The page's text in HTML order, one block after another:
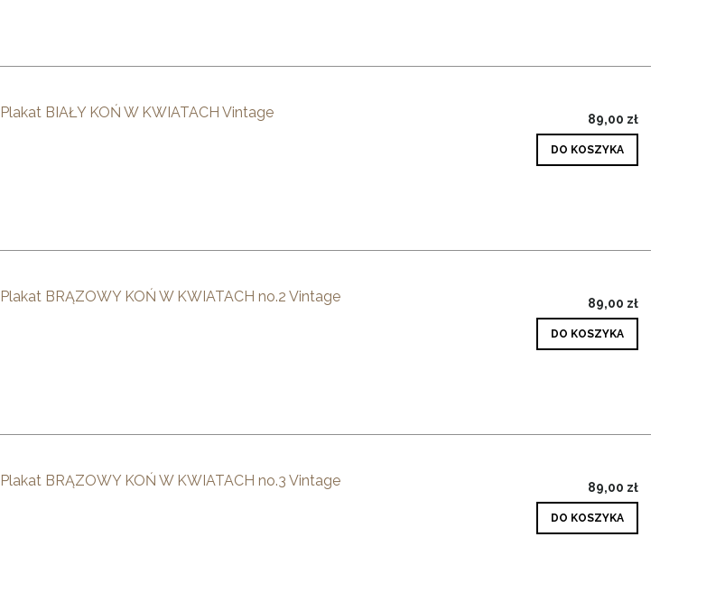
Plakat BIAŁY KOŃ W KWIATACH Vintage 89,00 zł
DO KOSZYKA
Plakat BRĄZOWY KOŃ W KWIATACH no.2 Vintage 89,00 zł
DO KOSZYKA
Plakat BRĄZOWY KOŃ W KWIATACH no.3 Vintage 89,00 zł
DO KOSZYKA